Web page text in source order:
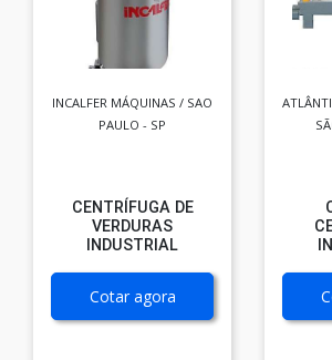
INCALFER MÁQUINAS / SAO
PAULO - SP
CENTRÍFUGA DE
VERDURAS
INDUSTRIAL
Cotar agora